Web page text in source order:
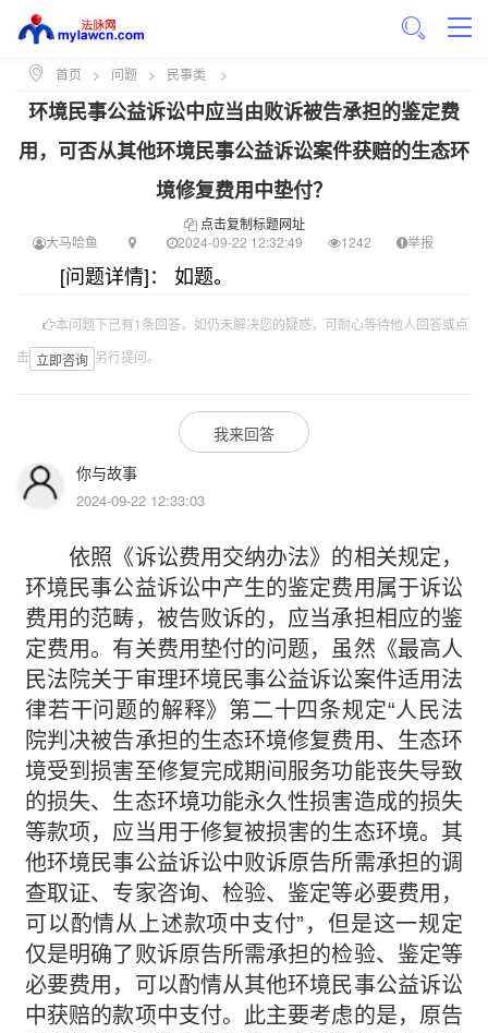
首页 > 问题 > 民事类 >
环境民事公益诉讼中应当由败诉被告承担的鉴定费
用，可否从其他环境民事公益诉讼案件获赔的生态环
境修复费用中垫付？
点击复制标题网址
大马哈鱼
2024-09-22 12:32:49 1242 举报
[问题详情]： 如题。
本问题下已有1条回答，如仍未解决您的疑惑，可耐心等待他人回答或点
击 立即咨询 另行提问。
我来回答
你与故事
2024-09-22 12:33:03
依照《诉讼费用交纳办法》的相关规定，
环境民事公益诉讼中产生的鉴定费用属于诉讼
费用的范畴，被告败诉的，应当承担相应的鉴
定费用。有关费用垫付的问题，虽然《最高人
民法院关于审理环境民事公益诉讼案件适用法
律若干问题的解释》第二十四条规定“人民法
院判决被告承担的生态环境修复费用、生态环
境受到损害至修复完成期间服务功能丧失导致
的损失、生态环境功能永久性损害造成的损失
等款项，应当用于修复被损害的生态环境。其
他环境民事公益诉讼中败诉原告所需承担的调
查取证、专家咨询、检验、鉴定等必要费用，
可以酌情从上述款项中支付”，但是这一规定
仅是明确了败诉原告所需承担的检验、鉴定等
必要费用，可以酌情从其他环境民事公益诉讼
中获赔的款项中支付。此主要考虑的是，原告